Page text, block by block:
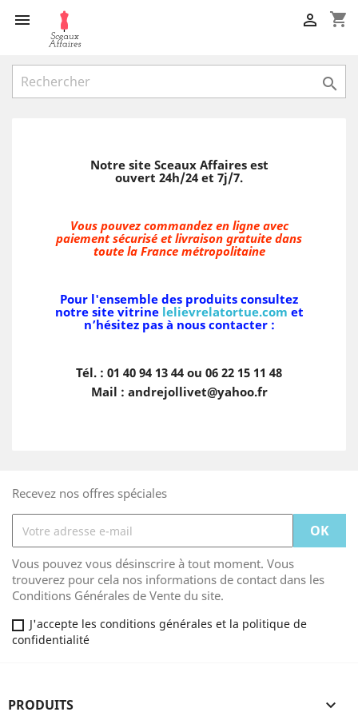
 shopping_cart


Notre site Sceaux Affairesest
ouvert 24h/24 et 7j/7.
Vous pouvez commandez en ligne avec
paiement sécurisé et livraison gratuite dans
toute la France métropolitaine
Pour l'ensemble des produits consultez
notre site vitrine lelievrelatortue.com et
n’hésitez pas à nous contacter:
Tél. : 01 40 94 13 44 ou 06 22 15 11 48
Mail : andrejollivet@yahoo.fr
Recevez nos offres spéciales
Vous pouvez vous désinscrire à tout moment. Vous
trouverez pour cela nos informations de contact dans les
Conditions Générales de Vente du site.
J'accepte les conditions générales et la politique de
confidentialité
PRODUITS 